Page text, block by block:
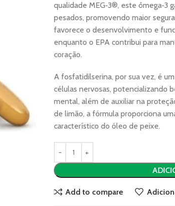
qualidade MEG‑3®, este ômega‑3
pesados, promovendo maior
favorece o desenvolvimento e
enquanto o EPA contribui para
coração.
A fosfatidilserina, por sua vez, é
células nervosas, potencializando
mental, além de auxiliar na
de limão, a fórmula proporciona
característico do óleo de peixe.
Add to compare